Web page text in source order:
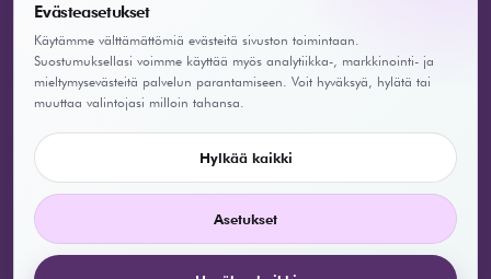
UKK/FAQ
TIETOSUOJA
Tietosuoja- ja evästekäytäntö
Evästeasetukset
Käytämme välttämättömiä evästeitä sivuston toimintaan.
Suostumuksellasi voimme käyttää myös analytiikka-, markkinointi- ja
mieltymysevästeitä palvelun parantamiseen. Voit hyväksyä, hylätä tai
muuttaa valintojasi milloin tahansa.
Hylkää kaikki
Asetukset